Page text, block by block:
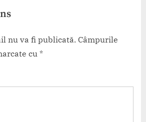
nu va fi publicată. Câmpurile
cu *